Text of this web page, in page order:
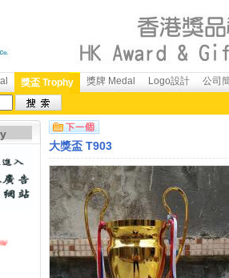
獎盃 Trophy 獎牌 Medal Logo設計 公司
大獎盃 T903